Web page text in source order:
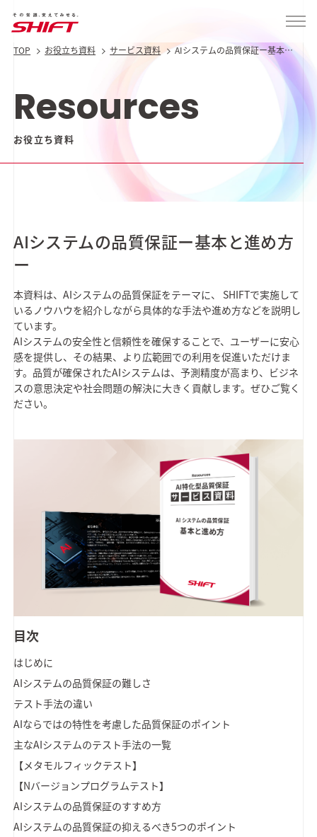
TOP お役立ち資料 サービス資料
AIシステムの品質保証ー基本と
Resources
お役立ち資料
AIシステムの品質保証ー基本と進め方
ー
本資料は、AIシステムの品質保証をテーマに、 SHIFTで実施して
いるノウハウを紹介しながら具体的な手法や進め方などを説明し
ています。
AIシステムの安全性と信頼性を確保することで、ユーザーに安心
感を提供し、その結果、より広範囲での利用を促進いただけま
す。品質が確保されたAIシステムは、予測精度が高まり、ビジネ
スの意思決定や社会問題の解決に大きく貢献します。ぜひご覧く
ださい。
目次
はじめに
AIシステムの品質保証の難しさ
テスト手法の違い
AIならではの特性を考慮した品質保証のポイント
主なAIシステムのテスト手法の一覧
【メタモルフィックテスト】
【Nバージョンプログラムテスト】
AIシステムの品質保証のすすめ方
AIシステムの品質保証の抑えるべき5つのポイント